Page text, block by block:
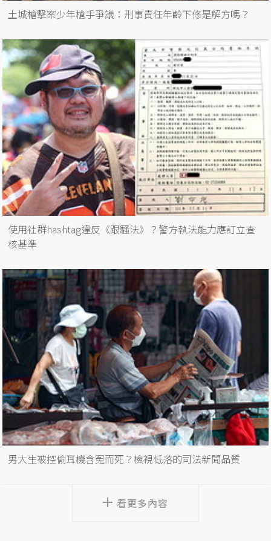
土城槍擊案少年槍手爭議：刑事責任年齡下修是解方嗎？
使用社群hashtag違反《跟騷法》？警方執法能力應訂立查
核基準
男大生被控偷耳機含冤而死？檢視低落的司法新聞品質
看更多內容